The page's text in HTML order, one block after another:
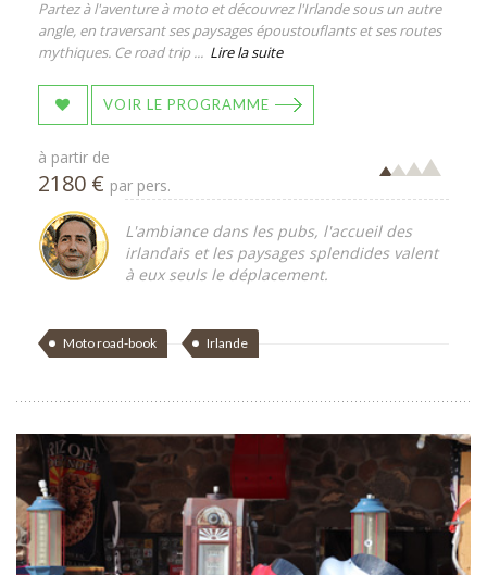
Partez à l'aventure à moto et découvrez l'Irlande sous un autre
angle, en traversant ses paysages époustouflants et ses routes
mythiques. Ce road trip ... Lire la suite
VOIR LE PROGRAMME
à partir de
2180 € par pers.
L'ambiance dans les pubs, l'accueil des
irlandais et les paysages splendides valent
à eux seuls le déplacement.
Moto road-book Irlande